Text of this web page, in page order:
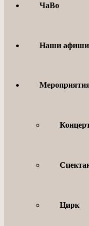
ЧаВо
Наши афиши
Цирк